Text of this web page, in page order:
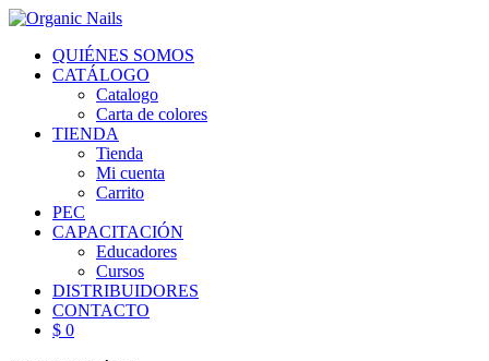
QUIÉNES SOMOS
CATÁLOGO
Catalogo
Carta de colores
TIENDA
Tienda
Mi cuenta
Carrito
PEC
CAPACITACIÓN
Educadores
Cursos
DISTRIBUIDORES
CONTACTO
$ 0